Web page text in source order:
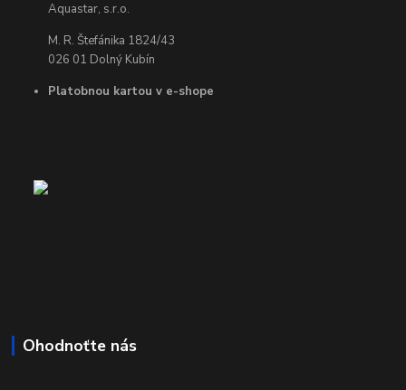
Aquastar, s.r.o.
M. R. Štefánika 1824/43
026 01 Dolný Kubín
Platobnou kartou v e-shope
Ohodnoťte nás